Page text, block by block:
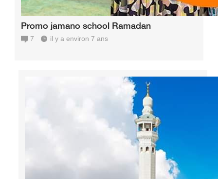
Promo jamano school Ramadan
7 il y a environ 7 ans